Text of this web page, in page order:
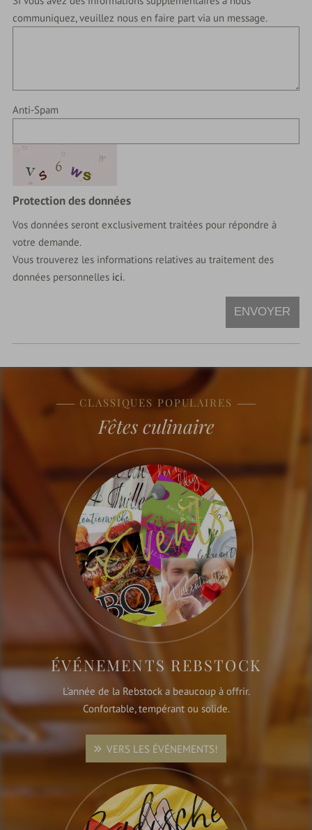
communiquez, veuillez nous en faire part via un message.
Anti-Spam
Protection des données
Vos données seront exclusivement traitées pour répondre à
votre demande.
Vous trouverez les informations relatives au traitement des
données personnelles ici.
ENVOYER
CLASSIQUES POPULAIRES
Fêtes culinaire
ÉVÉNEMENTS REBSTOCK
L'année de la Rebstock a beaucoup à offrir.
Confortable, tempérant ou solide.
VERS LES ÉVÉNEMENTS!